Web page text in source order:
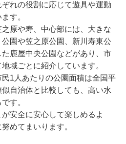
れの役割に応じて遊具や運動
す。
原や寿、中心部には、大きな
園や笠之原公園、新川寿東公
鹿屋中央公園などがあり、市
域ごとに紹介しています。
1人あたりの公園面積は全国平
自治体と比較しても、高い水
す。
安全に安心して楽しめるよ
めてまいります。